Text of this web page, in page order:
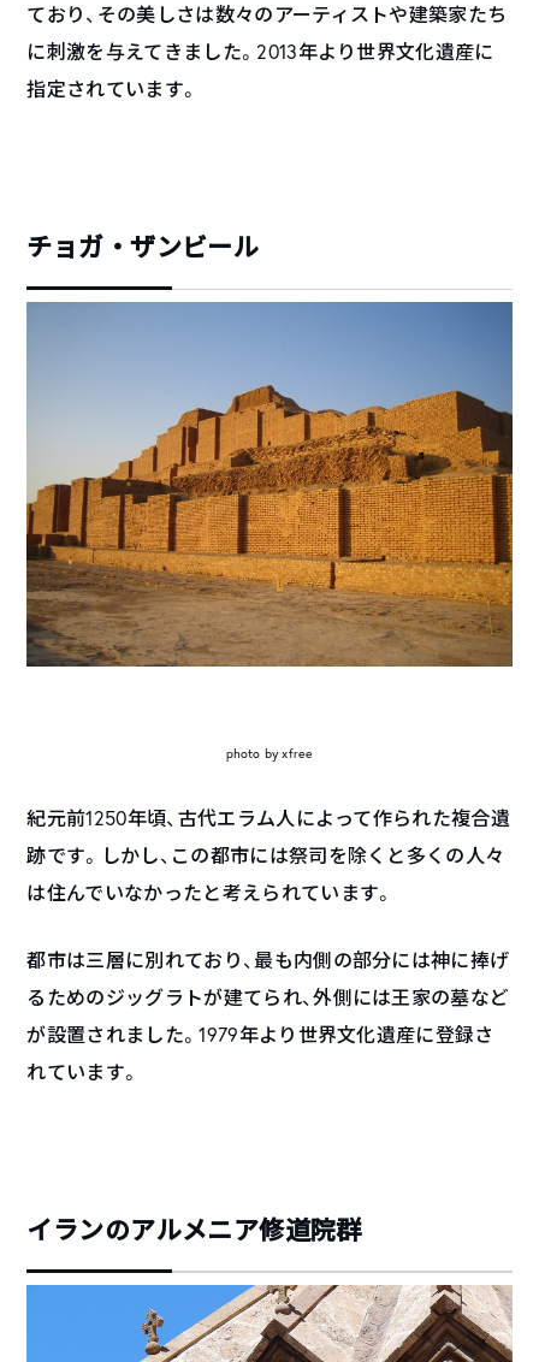
ており、その美しさは数々のアーティストや建築家たち
に刺激を与えてきました。2013年より世界文化遺産に
指定されています。
チョガ・ザンビール
photo by xfree
紀元前1250年頃、古代エラム人によって作られた複合遺
跡です。しかし、この都市には祭司を除くと多くの人々
は住んでいなかったと考えられています。
都市は三層に別れており、最も内側の部分には神に捧げ
るためのジッグラトが建てられ、外側には王家の墓など
が設置されました。1979年より世界文化遺産に登録さ
れています。
イランのアルメニア修道院群